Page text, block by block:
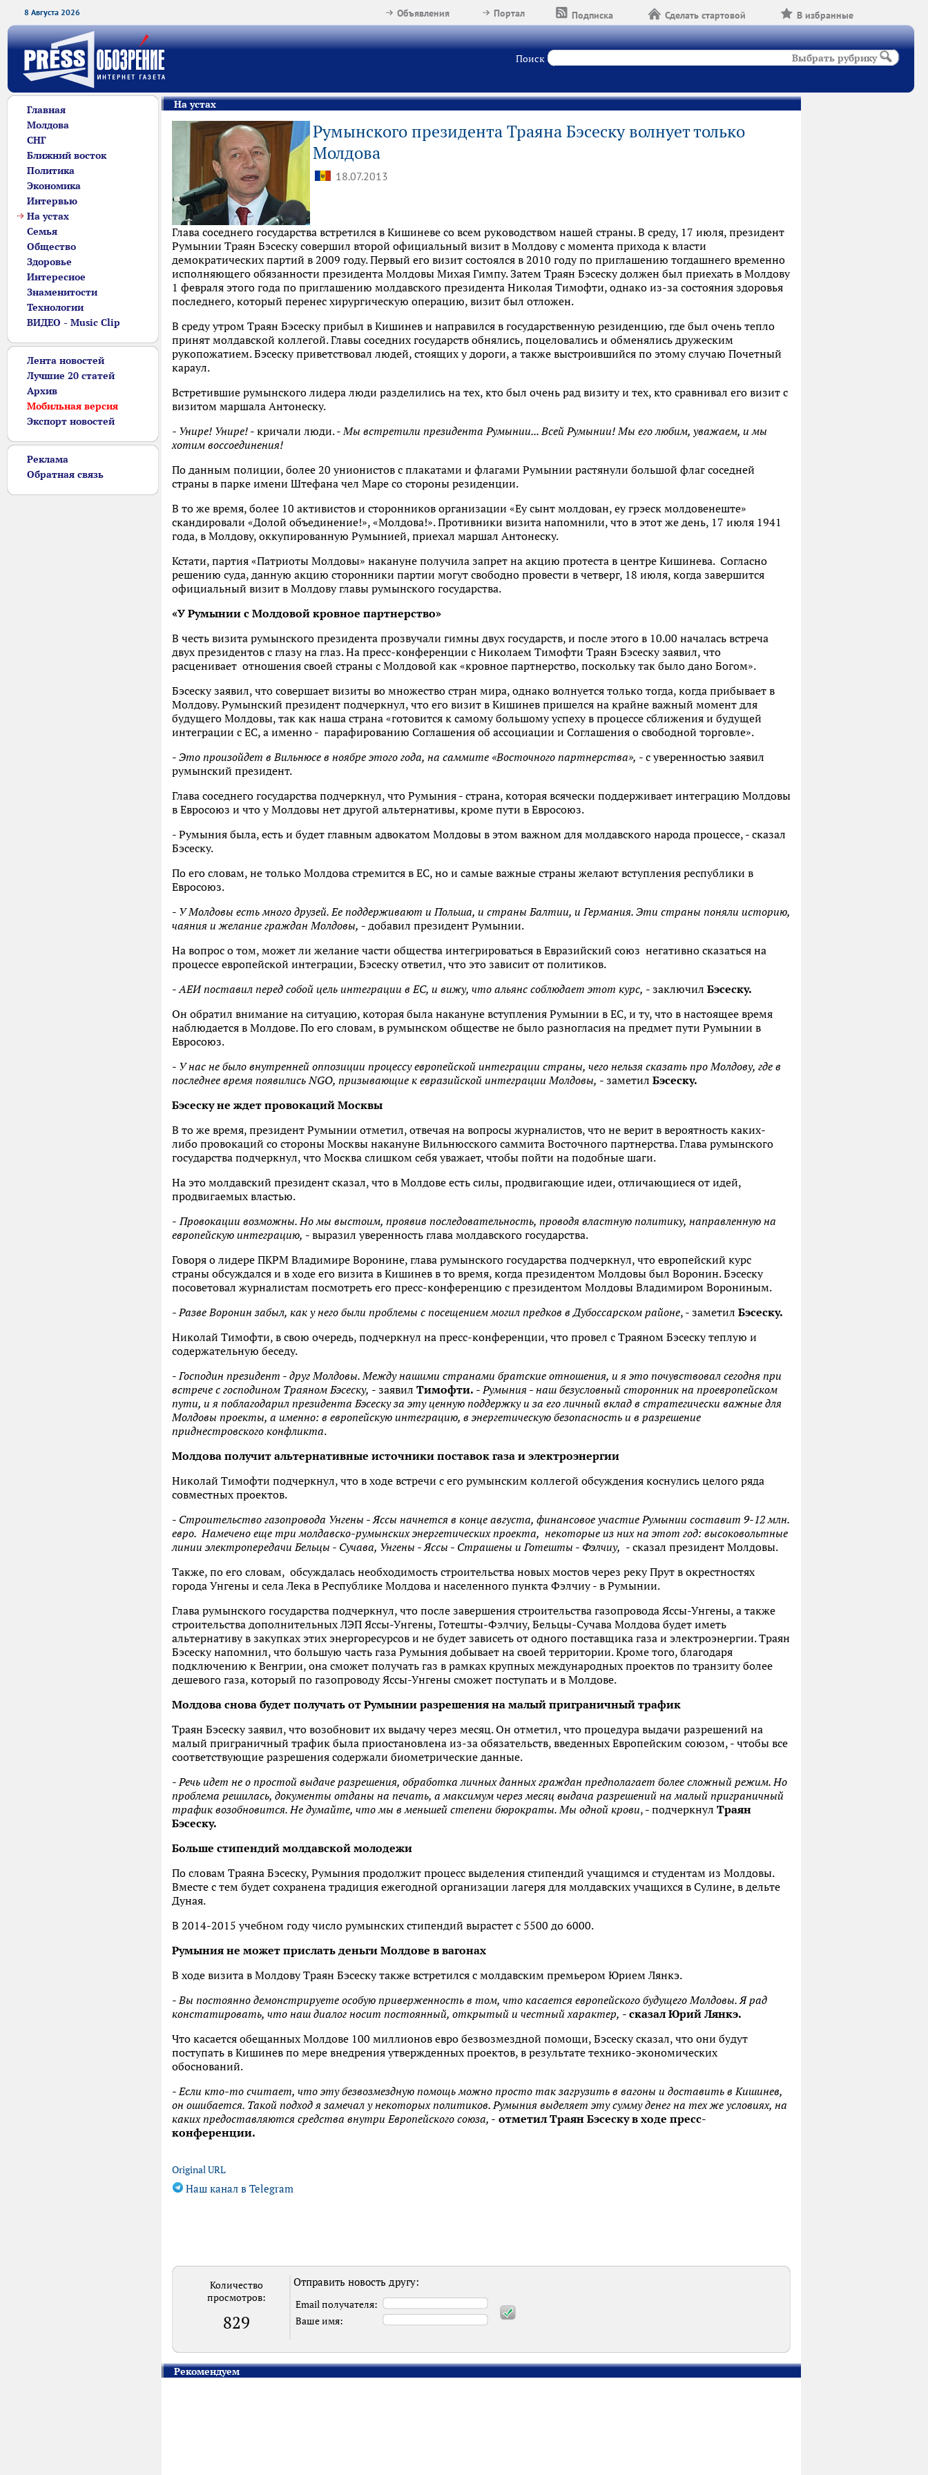
8 Августа 2026 В избранные
Сделать стартовой
Подписка
Портал
Объявления
Поиск Выбрать рубрику
Главная
Молдова
СНГ
Ближний восток
Политика
Экономика
Интервью
На устах
Семья
Общество
Здоровье
Интересное
Знаменитости
Технологии
ВИДЕО - Music Clip
Лента новостей
Лучшие 20 статей
Архив
Мобильная версия
Экспорт новостей
Реклама
Обратная связь
На устах
Румынского президента Траяна Бэсеску волнует только
Молдова
18.07.2013
Глава соседнего государства встретился в Кишиневе со всем руководством нашей страны. В среду, 17 июля, президент
Румынии Траян Бэсеску совершил второй официальный визит в Молдову с момента прихода к власти
демократических партий в 2009 году. Первый его визит состоялся в 2010 году по приглашению тогдашнего временно
исполняющего обязанности президента Молдовы Михая Гимпу. Затем Траян Бэсеску должен был приехать в Молдову
1 февраля этого года по приглашению молдавского президента Николая Тимофти, однако из-за состояния здоровья
последнего, который перенес хирургическую операцию, визит был отложен.
В среду утром Траян Бэсеску прибыл в Кишинев и направился в государственную резиденцию, где был очень тепло
принят молдавской коллегой. Главы соседних государств обнялись, поцеловались и обменялись дружеским
рукопожатием. Бэсеску приветствовал людей, стоящих у дороги, а также выстроившийся по этому случаю Почетный
караул.
Встретившие румынского лидера люди разделились на тех, кто был очень рад визиту и тех, кто сравнивал его визит с
визитом маршала Антонеску.
- Унире! Унире! - кричали люди. -Мы встретили президента Румынии... Всей Румынии! Мы его любим, уважаем, и мы
хотим воссоединения!
По данным полиции, более 20 унионистов с плакатами и флагами Румынии растянули большой флаг соседней
страны в парке имени Штефана чел Маре со стороны резиденции.
В то же время, более 10 активистов и сторонников организации «Еу сынт молдован, еу грэеск молдовенеште»
скандировали «Долой объединение!», «Молдова!». Противники визита напомнили, что в этот же день, 17 июля 1941
года, в Молдову, оккупированную Румынией, приехал маршал Антонеску.
Кстати, партия «Патриоты Молдовы» накануне получила запрет на акцию протеста в центре Кишинева. Согласно
решению суда, данную акцию сторонники партии могут свободно провести в четверг, 18 июля, когда завершится
официальный визит в Молдову главы румынского государства.
«У Румынии с Молдовой кровное партнерство»
В честь визита румынского президента прозвучали гимны двух государств, и после этого в 10.00 началась встреча
двух президентов с глазу на глаз. На пресс-конференции с Николаем Тимофти Траян Бэсеску заявил, что
расценивает отношения своей страны с Молдовой как «кровное партнерство, поскольку так было дано Богом».
Бэсеску заявил, что совершает визиты во множество стран мира, однако волнуется только тогда, когда прибывает в
Молдову. Румынский президент подчеркнул, что его визит в Кишинев пришелся на крайне важный момент для
будущего Молдовы, так как наша страна «готовится к самому большому успеху в процессе сближения и будущей
интеграции с ЕС, а именно - парафированию Соглашения об ассоциации и Соглашения о свободной торговле».
- Это произойдет в Вильнюсе в ноябре этого года, на саммите «Восточного партнерства», - с уверенностью заявил
румынский президент.
Глава соседнего государства подчеркнул, что Румыния - страна, которая всячески поддерживает интеграцию Молдовы
в Евросоюз и что у Молдовы нет другой альтернативы, кроме пути в Евросоюз.
- Румыния была, есть и будет главным адвокатом Молдовы в этом важном для молдавского народа процессе, - сказал
Бэсеску.
По его словам, не только Молдова стремится в ЕС, но и самые важные страны желают вступления республики в
Евросоюз.
- У Молдовы есть много друзей. Ее поддерживают и Польша, и страны Балтии, и Германия. Эти страны поняли историю,
чаяния и желание граждан Молдовы, - добавил президент Румынии.
На вопрос о том, может ли желание части общества интегрироваться в Евразийский союз негативно сказаться на
процессе европейской интеграции, Бэсеску ответил, что это зависит от политиков.
-АЕИ поставил перед собой цель интеграции в ЕС, и вижу, что альянс соблюдает этот курс, - заключил Бэсеску.
Он обратил внимание на ситуацию, которая была накануне вступления Румынии в ЕС, и ту, что в настоящее время
наблюдается в Молдове. По его словам, в румынском обществе не было разногласия на предмет пути Румынии в
Евросоюз.
- У нас не было внутренней оппозиции процессу европейской интеграции страны, чего нельзя сказать про Молдову, где в
последнее время появились NGO, призывающие к евразийской интеграции Молдовы, - заметил Бэсеску.
Бэсеску не ждет провокаций Москвы
В то же время, президент Румынии отметил, отвечая на вопросы журналистов, что не верит в вероятность каких-
либо провокаций со стороны Москвы накануне Вильнюсского саммита Восточного партнерства. Глава румынского
государства подчеркнул, что Москва слишком себя уважает, чтобы пойти на подобные шаги.
На это молдавский президент сказал, что в Молдове есть силы, продвигающие идеи, отличающиеся от идей,
продвигаемых властью.
- Провокации возможны. Но мы выстоим, проявив последовательность, проводя властную политику, направленную на
европейскую интеграцию, - выразил уверенность глава молдавского государства.
Говоря о лидере ПКРМ Владимире Воронине, глава румынского государства подчеркнул, что европейский курс
страны обсуждался и в ходе его визита в Кишинев в то время, когда президентом Молдовы был Воронин. Бэсеску
посоветовал журналистам посмотреть его пресс-конференцию с президентом Молдовы Владимиром Ворониным.
- Разве Воронин забыл, как у него были проблемы с посещением могил предков в Дубоссарском районе, - заметил Бэсеску.
Николай Тимофти, в свою очередь, подчеркнул на пресс-конференции, что провел с Траяном Бэсеску теплую и
содержательную беседу.
-Господин президент - друг Молдовы. Между нашими странами братские отношения, и я это почувствовал сегодня при
встрече с господином Траяном Бэсеску, - заявил Тимофти. -Румыния - наш безусловный сторонник на проевропейском
пути, и я поблагодарил президента Бэсеску за эту ценную поддержку и за его личный вклад в стратегически важные для
Молдовы проекты, а именно: в европейскую интеграцию, в энергетическую безопасность и в разрешение
приднестровского конфликта.
Молдова получит альтернативные источники поставок газа и электроэнергии
Николай Тимофти подчеркнул, что в ходе встречи с его румынским коллегой обсуждения коснулись целого ряда
совместных проектов.
- Строительство газопровода Унгены - Яссы начнется в конце августа, финансовое участие Румынии составит 9-12 млн.
евро. Намечено еще три молдавско-румынских энергетических проекта, некоторые из них на этот год: высоковольтные
линии электропередачи Бельцы - Сучава, Унгены - Яссы - Страшены и Готешты - Фэлчиу, - сказал президент Молдовы.
Также, по его словам, обсуждалась необходимость строительства новых мостов через реку Прут в окрестностях
города Унгены и села Лека в Республике Молдова и населенного пункта Фэлчиу - в Румынии.
Глава румынского государства подчеркнул, что после завершения строительства газопровода Яссы-Унгены, а также
строительства дополнительных ЛЭП Яссы-Унгены, Готешты-Фэлчиу, Бельцы-Сучава Молдова будет иметь
альтернативу в закупках этих энергоресурсов и не будет зависеть от одного поставщика газа и электроэнергии. Траян
Бэсеску напомнил, что большую часть газа Румыния добывает на своей территории. Кроме того, благодаря
подключению к Венгрии, она сможет получать газ в рамках крупных международных проектов по транзиту более
дешевого газа, который по газопроводу Яссы-Унгены сможет поступать и в Молдове.
Молдова снова будет получать от Румынии разрешения на малый приграничный трафик
Траян Бэсеску заявил, что возобновит их выдачу через месяц. Он отметил, что процедура выдачи разрешений на
малый приграничный трафик была приостановлена из-за обязательств, введенных Европейским союзом, - чтобы все
соответствующие разрешения содержали биометрические данные.
-Речь идет не о простой выдаче разрешения, обработка личных данных граждан предполагает более сложный режим. Но
проблема решилась, документы отданы на печать, а максимум через месяц выдача разрешений на малый приграничный
трафик возобновится. Не думайте, что мы в меньшей степени бюрократы. Мы одной крови, - подчеркнул Траян
Бэсеску.
Больше стипендий молдавской молодежи
По словам Траяна Бэсеску, Румыния продолжит процесс выделения стипендий учащимся и студентам из Молдовы.
Вместе с тем будет сохранена традиция ежегодной организации лагеря для молдавских учащихся в Сулине, в дельте
Дуная.
В 2014-2015 учебном году число румынских стипендий вырастет с 5500 до 6000.
Румыния не может прислать деньги Молдове в вагонах
В ходе визита в Молдову Траян Бэсеску также встретился с молдавским премьером Юрием Лянкэ.
-Вы постоянно демонстрируете особую приверженность в том, что касается европейского будущего Молдовы. Я рад
констатировать, что наш диалог носит постоянный, открытый и честный характер, - сказал Юрий Лянкэ.
Что касается обещанных Молдове 100 миллионов евро безвозмездной помощи, Бэсеску сказал, что они будут
поступать в Кишинев по мере внедрения утвержденных проектов, в результате технико-экономических
обоснований.
-Если кто-то считает, что эту безвозмездную помощь можно просто так загрузить в вагоны и доставить в Кишинев,
он ошибается. Такой подход я замечал у некоторых политиков. Румыния выделяет эту сумму денег на тех же условиях, на
каких предоставляются средства внутри Европейского союза, - отметил Траян Бэсеску в ходе пресс-
конференции.
Original URL
Наш канал в Telegram
Количество
просмотров:
829
Отправить новость другу:
Email получателя:
Ваше имя:
Рекомендуем